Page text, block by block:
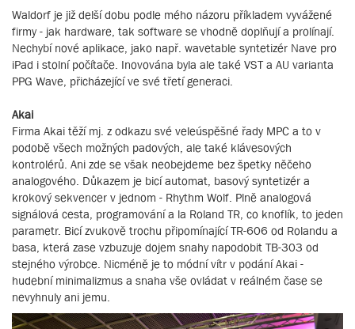
Waldorf je již delší dobu podle mého názoru příkladem vyvážené
firmy - jak hardware, tak software se vhodně doplňují a prolínají.
Nechybí nové aplikace, jako např. wavetable syntetizér Nave pro
iPad i stolní počítače. Inovována byla ale také VST a AU varianta
PPG Wave, přicházející ve své třetí generaci.
Akai
Firma Akai těží mj. z odkazu své veleúspěšné řady MPC a to v
podobě všech možných padových, ale také klávesových
kontrolérů. Ani zde se však neobejdeme bez špetky něčeho
analogového. Důkazem je bicí automat, basový syntetizér a
krokový sekvencer v jednom - Rhythm Wolf. Plně analogová
signálová cesta, programování a la Roland TR, co knoflík, to jeden
parametr. Bicí zvukově trochu připomínající TR-606 od Rolandu a
basa, která zase vzbuzuje dojem snahy napodobit TB-303 od
stejného výrobce. Nicméně je to módní vítr v podání Akai -
hudební minimalizmus a snaha vše ovládat v reálném čase se
nevyhnuly ani jemu.